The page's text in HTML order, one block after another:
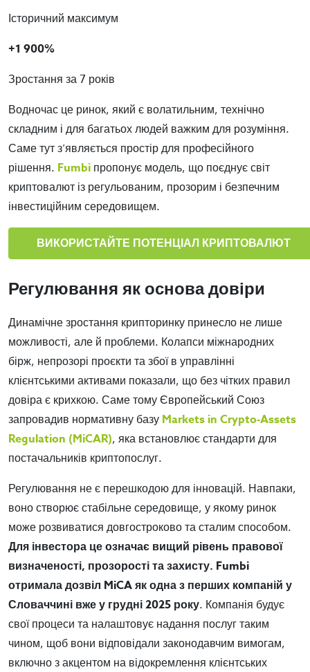
Історичний максимум
+1 900%
Зростання за 7 років
Водночас це ринок, який є волатильним, технічно
складним і для багатьох людей важким для розуміння.
Саме тут з’являється простір для професійного
рішення. Fumbi пропонує модель, що поєднує світ
криптовалют із регульованим, прозорим і безпечним
інвестиційним середовищем.
ВИКОРИСТАЙТЕ ПОТЕНЦІАЛ КРИПТОВАЛЮТ
Регулювання як основа довіри
Динамічне зростання крипторинку принесло не лише
можливості, але й проблеми. Колапси міжнародних
бірж, непрозорі проєкти та збої в управлінні
клієнтськими активами показали, що без чітких правил
довіра є крихкою. Саме тому Європейський Союз
запровадив нормативну базу Markets in Crypto-Assets
Regulation (MiCAR), яка встановлює стандарти для
постачальників криптопослуг.
Регулювання не є перешкодою для інновацій. Навпаки,
воно створює стабільне середовище, у якому ринок
може розвиватися довгостроково та сталим способом.
Для інвестора це означає вищий рівень правової
визначеності, прозорості та захисту. Fumbi
отримала дозвіл MiCA як одна з перших компаній у
Словаччині вже у грудні 2025 року. Компанія будує
свої процеси та налаштовує надання послуг таким
чином, щоб вони відповідали законодавчим вимогам,
включно з акцентом на відокремлення клієнтських